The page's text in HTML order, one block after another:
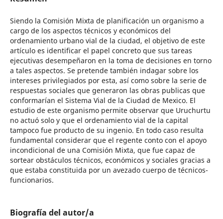
Siendo la Comisión Mixta de planificación un organismo a
cargo de los aspectos técnicos y económicos del
ordenamiento urbano vial de la ciudad, el objetivo de este
artículo es identificar el papel concreto que sus tareas
ejecutivas desempeñaron en la toma de decisiones en torno
a tales aspectos. Se pretende también indagar sobre los
intereses privilegiados por esta, así como sobre la serie de
respuestas sociales que generaron las obras publicas que
conformarían el Sistema Vial de la Ciudad de Mexico. El
estudio de este organismo permite observar que Uruchurtu
no actuó solo y que el ordenamiento vial de la capital
tampoco fue producto de su ingenio. En todo caso resulta
fundamental considerar que el regente conto con el apoyo
incondicional de una Comisión Mixta, que fue capaz de
sortear obstáculos técnicos, económicos y sociales gracias a
que estaba constituida por un avezado cuerpo de técnicos-
funcionarios.
Biografía del autor/a